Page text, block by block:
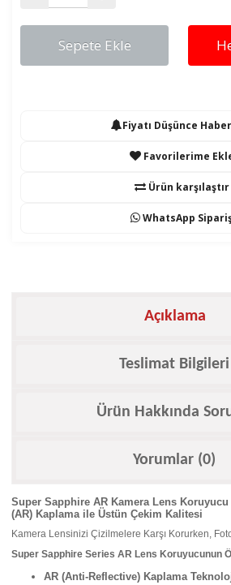
Sepete Ekle
Fiyatı Düşünce
Favorilerime
Ürün karşılaştır
WhatsApp
Açıklama
Teslimat Bilgileri
Ürün Hakkında
Yorumlar (0)
Super Sapphire AR Kamera Lens Koruyucu
(AR) Kaplama ile Üstün Çekim Kalitesi
Kamera Lensinizi Çizilmelere Karşı Korurken,
Super Sapphire Series AR Lens Koruyucunun
AR (Anti-Reflective) Kaplama